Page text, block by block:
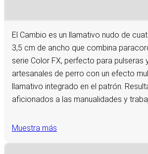
El Cambio es un llamativo nudo de
3,5 cm de ancho que combina
serie Color FX, perfecto para pulseras
artesanales de perro con un efecto
llamativo integrado en el patrón.
aficionados a las manualidades y
Muestra más